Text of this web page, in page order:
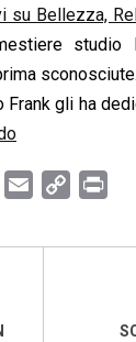
su Bellezza,
studio
sconosciute.
Frank gli ha
a
p
i